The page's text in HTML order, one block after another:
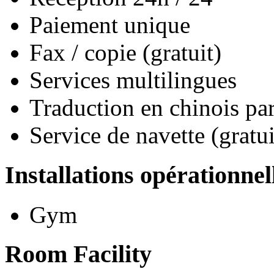
Paiement unique
Fax / copie (gratuit)
Services multilingues
Traduction en chinois
Service de navette
Installations
Gym
Room Facility